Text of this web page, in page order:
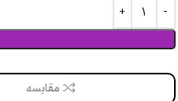
مقایسه